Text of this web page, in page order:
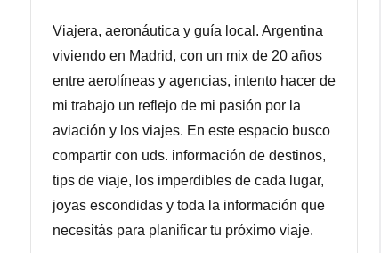
Viajera, aeronáutica y guía local. Argentina
viviendo en Madrid, con un mix de 20 años
entre aerolíneas y agencias, intento hacer de
mi trabajo un reflejo de mi pasión por la
aviación y los viajes. En este espacio busco
compartir con uds. información de destinos,
tips de viaje, los imperdibles de cada lugar,
joyas escondidas y toda la información que
necesitás para planificar tu próximo viaje.